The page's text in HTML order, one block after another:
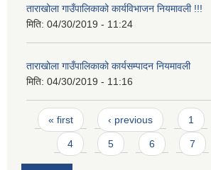
ताराखोला गाउँपालिकाको कार्यविभाजन नियमावली !!!
मिति: 04/30/2019 - 11:24
ताराखोला गाउँपालिकाको कार्यसम्पादन नियमावली
मिति: 04/30/2019 - 11:16
Pages
« first ‹ previous 1
4 5 6 7